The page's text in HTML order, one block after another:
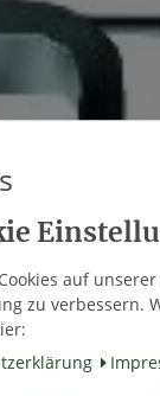
auf
zu verbessern.